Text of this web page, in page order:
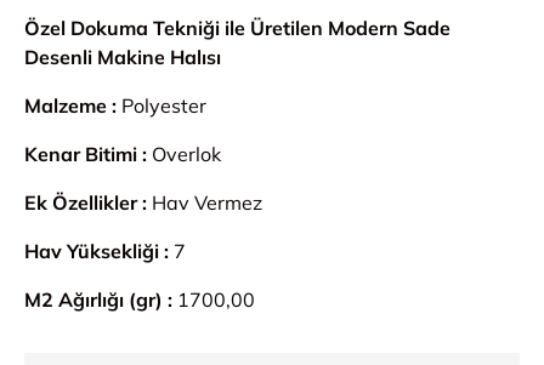
Özel Dokuma Tekniği ile Üretilen Modern Sade
Desenli Makine Halısı
Malzeme : Polyester
Kenar Bitimi : Overlok
Ek Özellikler : Hav Vermez
Hav Yüksekliği : 7
M2 Ağırlığı (gr) : 1700,00